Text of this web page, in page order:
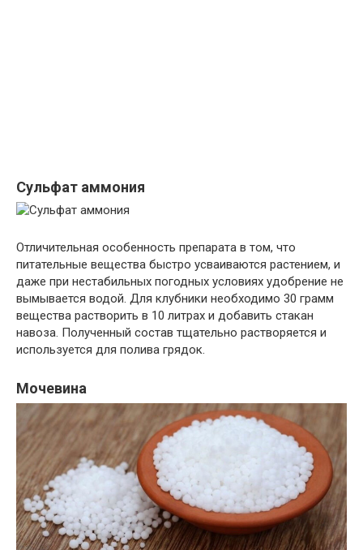
Сульфат аммония
Отличительная особенность препарата в том, что
питательные вещества быстро усваиваются растением, и
даже при нестабильных погодных условиях удобрение не
вымывается водой. Для клубники необходимо 30 грамм
вещества растворить в 10 литрах и добавить стакан
навоза. Полученный состав тщательно растворяется и
используется для полива грядок.
Мочевина